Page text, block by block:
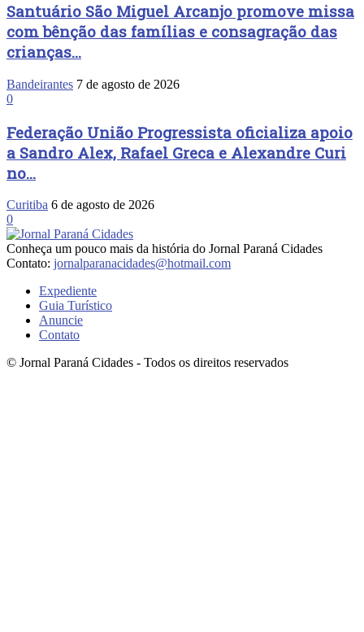
Santuário São Miguel Arcanjo promove missa
com bênção das famílias e consagração das
crianças...
Bandeirantes 7 de agosto de 2026
0
Federação União Progressista oficializa apoio
a Sandro Alex, Rafael Greca e Alexandre Curi
no...
Curitiba 6 de agosto de 2026
0
Conheça um pouco mais da história do Jornal Paraná Cidades
Contato: jornalparanacidades@hotmail.com
Expediente
Guia Turístico
Anuncie
Contato
© Jornal Paraná Cidades - Todos os direitos reservados